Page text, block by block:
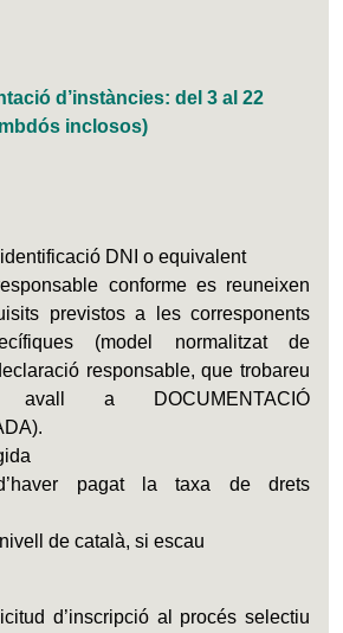
d’instàncies: del 3 al 22
inclosos)
DNI o equivalent
conforme es reuneixen
previstos a les corresponents
(model normalitzat de
responsable, que trobareu
avall a DOCUMENTACIÓ
pagat la taxa de drets
de català, si escau
d’inscripció al procés selectiu